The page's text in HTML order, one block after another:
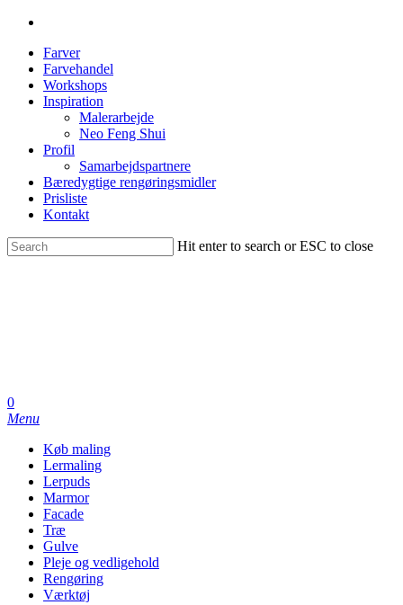
Farver
Farvehandel
Workshops
Inspiration
Malerarbejde
Neo Feng Shui
Profil
Samarbejdspartnere
Bæredygtige rengøringsmidler
Prisliste
Kontakt
Hit enter to search or ESC to close
0
Menu
Køb maling
Lermaling
Lerpuds
Marmor
Facade
Træ
Gulve
Pleje og vedligehold
Rengøring
Værktøj